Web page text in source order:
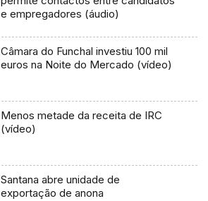
e empregadores (áudio)
Câmara do Funchal investiu 100 mil
euros na Noite do Mercado (vídeo)
Menos metade da receita de IRC
(vídeo)
Santana abre unidade de
exportação de anona